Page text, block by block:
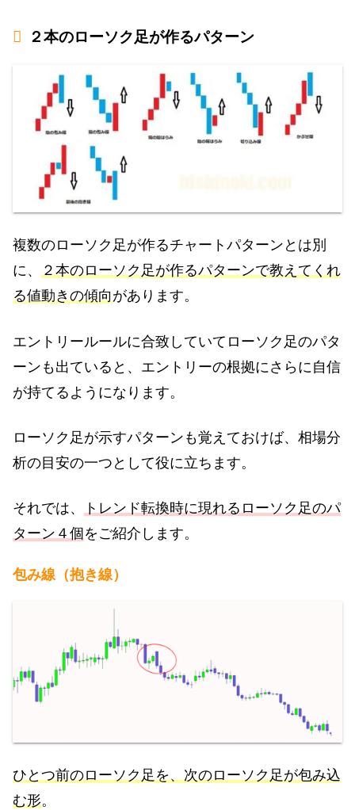
２本のローソク足が作るパターン
複数のローソク足が作るチャートパターンとは別
に、
２本のローソク足が作るパターンで教えてくれ
る値動きの傾向 があります。
エントリールールに合致していてローソク足のパタ
ーンも出ていると、エントリーの根拠にさらに自信
が持てるようになります。
ローソク足が示すパターンも覚えておけば、相場分
析の目安の一つとして役に立ちます。
それでは、
トレンド転換時に現れるローソク足のパ
ターン４個をご紹介します。
包み線（抱き線）
ひとつ前のローソク足を、次のローソク足が包み込
む形。